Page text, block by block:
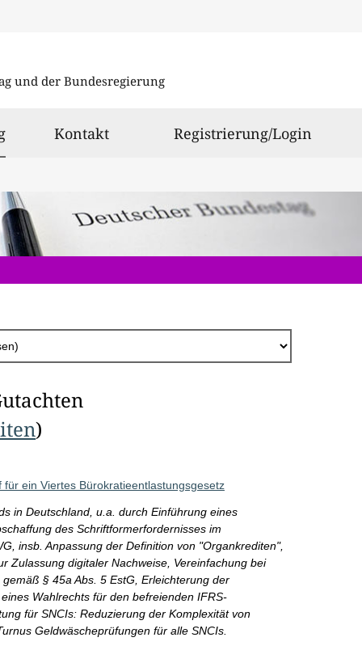
und der Bundesregierung
ausgewählt
Kontakt Registrierung/Login
)
ein Viertes Bürokratieentlastungsgesetz
in Deutschland, u.a. durch Einführung eines
des Schriftformerfordernisses im
insb. Anpassung der Definition von "Organkrediten",
Zulassung digitaler Nachweise, Vereinfachung bei
§ 45a Abs. 5 EstG, Erleichterung der
Wahlrechts für den befreienden IFRS-
für SNCIs: Reduzierung der Komplexität von
Geldwäscheprüfungen für alle SNCIs.